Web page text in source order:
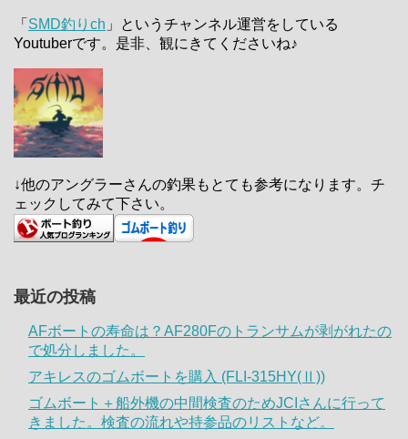
「 SMD釣りch 」というチャンネル運営をしている
Youtuberです。是非、観にきてくださいね♪
↓他のアングラーさんの釣果もとても参考になります。チ
ェックしてみて下さい。
最近の投稿
AFボートの寿命は？AF280Fのトランサムが剥がれたの
で処分しました。
アキレスのゴムボートを購入 (FLI-315HY(Ⅱ))
ゴムボート＋船外機の中間検査のためJCIさんに行って
きました。検査の流れや持参品のリストなど。